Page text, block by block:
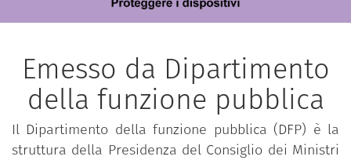
Emesso da Dipartimento
della funzione pubblica
Il Dipartimento della funzione pubblica (DFP) è la
struttura della Presidenza del Consiglio dei Ministri